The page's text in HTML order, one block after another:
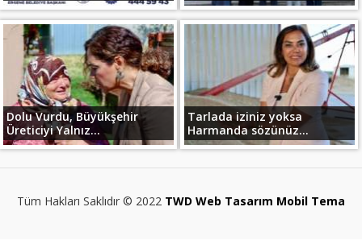
Dolu Vurdu, Büyükşehir
Üreticiyi Yalnız...
Tarlada iziniz yoksa
Harmanda sözünüz...
Tüm Hakları Saklıdır © 2022 TWD Web Tasarım Mobil Tema